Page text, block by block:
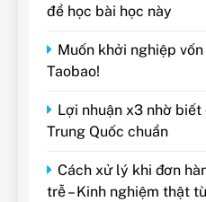
để học bài học này
Muốn khởi nghiệp
Taobao!
Lợi nhuận x3 nhờ
Trung Quốc chuẩn
Cách xử lý khi đơn
trễ – Kinh nghiệm thật